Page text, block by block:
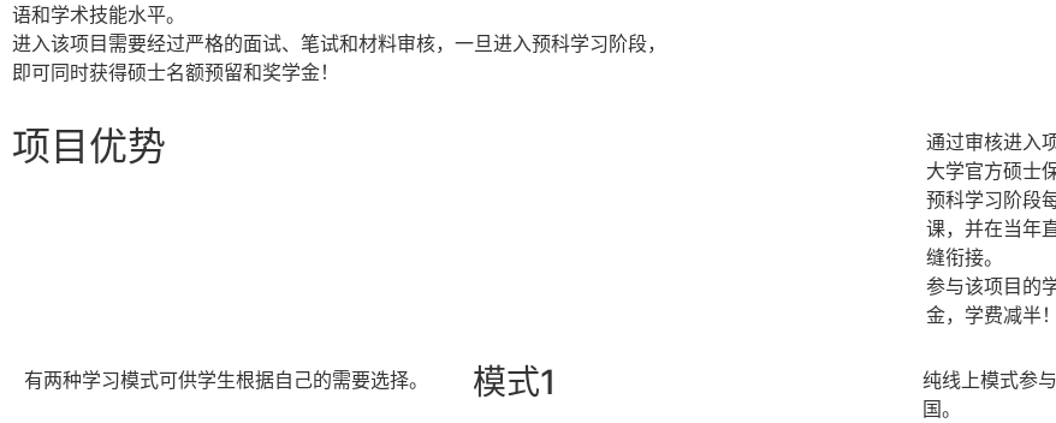
语和学术技能水平。
进入该项目需要经过严格的面试、笔试和材料审核，一旦进入预科学习阶段，
即可同时获得硕士名额预留和奖学金！
项目优势
通过审核进入
大学官方硕士
预科学习阶段
课，并在当年
缝衔接。
参与该项目的
金，学费减半！
有两种学习模式可供学生根据自己的需要选择。 模式1
纯线上模式参
国。